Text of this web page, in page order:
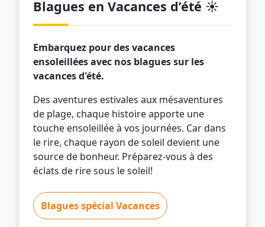
Blagues en Vacances d’été ☀️
Embarquez pour des vacances
ensoleillées avec nos blagues sur les
vacances d'été.
Des aventures estivales aux mésaventures
de plage, chaque histoire apporte une
touche ensoleillée à vos journées. Car dans
le rire, chaque rayon de soleil devient une
source de bonheur. Préparez-vous à des
éclats de rire sous le soleil!
Blagues spécial Vacances